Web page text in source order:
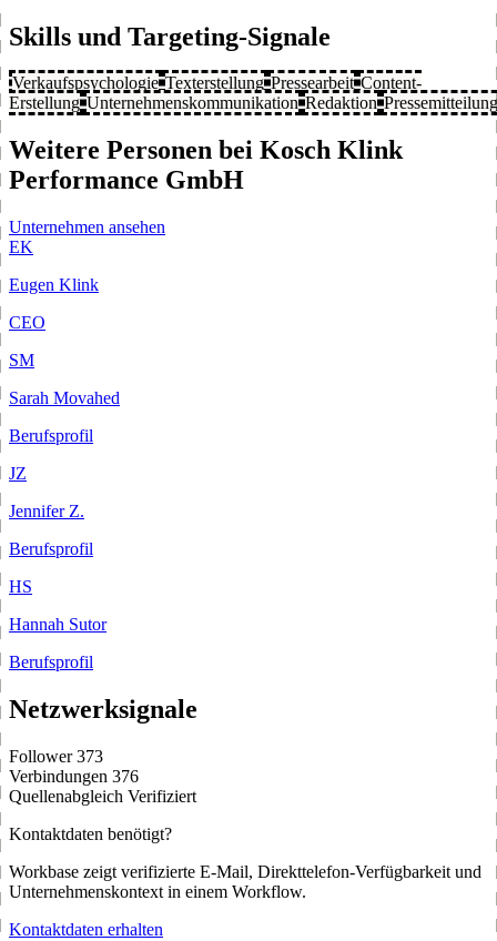
Skills und Targeting-Signale
Verkaufspsychologie Texterstellung Pressearbeit Content-
Erstellung Unternehmenskommunikation Redaktion
Weitere Personen bei Kosch Klink
Performance GmbH
Unternehmen ansehen
EK
Eugen Klink
CEO
SM
Sarah Movahed
Berufsprofil
JZ
Jennifer Z.
Berufsprofil
HS
Hannah Sutor
Berufsprofil
Netzwerksignale
Follower 373
Verbindungen 376
Quellenabgleich Verifiziert
Kontaktdaten benötigt?
Workbase zeigt verifizierte E-Mail, Direkttelefon-Verfügbarkeit und
Unternehmenskontext in einem Workflow.
Kontaktdaten erhalten